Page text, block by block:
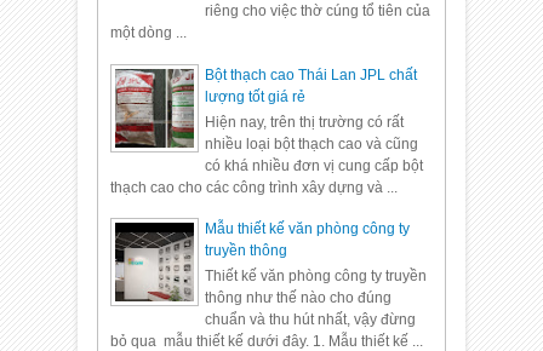
riêng cho việc thờ cúng tổ tiên của
một dòng ...
Bột thạch cao Thái Lan JPL chất
lượng tốt giá rẻ
Hiện nay, trên thị trường có rất
nhiều loại bột thạch cao và cũng
có khá nhiều đơn vị cung cấp bột
thạch cao cho các công trình xây dựng và ...
Mẫu thiết kế văn phòng công ty
truyền thông
Thiết kế văn phòng công ty truyền
thông như thế nào cho đúng
chuẩn và thu hút nhất, vậy đừng
bỏ qua mẫu thiết kế dưới đây. 1. Mẫu thiết kế ...